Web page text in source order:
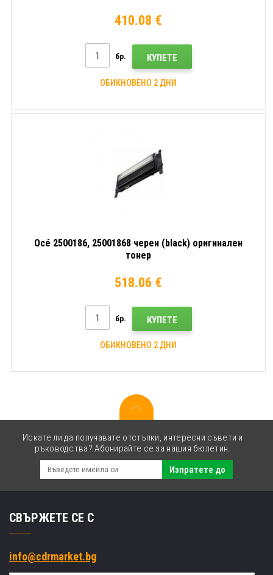
410.08 €
бр. КУПЕТЕ
ОБИКНОВЕНО 2 ДНИ
Océ 2500186, 25001868 черен (black) оригинален
тонер
518.06 €
бр. КУПЕТЕ
ОБИКНОВЕНО 2 ДНИ
Искате ли да получавате отстъпки, интересни съвети и
ръководства? Абонирайте се за нашия бюлетин.
Изпратете до
СВЪРЖЕТЕ СЕ С
info@cdrmarket.bg